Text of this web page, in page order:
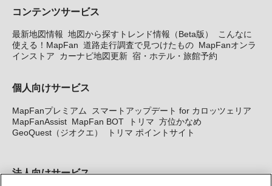
コンテンツサービス
最新地図情報 地図から探すトレンド情報（Beta版）
こんなに
使える！MapFan 道路走行調査で見つけたもの MapFanオンラ
インストア
カーナビ地図更新 宿・ホテル・旅館予約
個人向けサービス
MapFanプレミアム
スマートアップデート for カロッツェリア
MapFanAssist MapFan BOT トリマ 方位かなめ
GeoQuest（ジオクエ）
トリマ ポイントサイト
法人向けサービス